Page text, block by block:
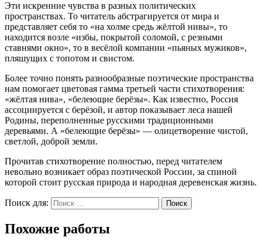
Эти искренние чувства в разных политических
пространствах. То читатель абстрагируется от мира и
представляет себя то «на холме средь жёлтой нивы», то
находится возле «избы, покрытой соломой, с резными
ставнями окно», то в весёлой компании «пьяных мужиков»,
пляшущих с топотом и свистом.
Более точно понять разнообразные поэтические пространства
нам помогает цветовая гамма третьей части стихотворения:
«жёлтая нива», «белеющие берёзы». Как известно, Россия
ассоциируется с берёзой, и автор показывает леса нашей
Родины, переполненные русскими традиционными
деревьями. А «белеющие берёзы» — олицетворение чистой,
светлой, доброй земли.
Прочитав стихотворение полностью, перед читателем
невольно возникает образ поэтической России, за спиной
которой стоит русская природа и народная деревенская жизнь.
Поиск для: Поиск
Похожие работы